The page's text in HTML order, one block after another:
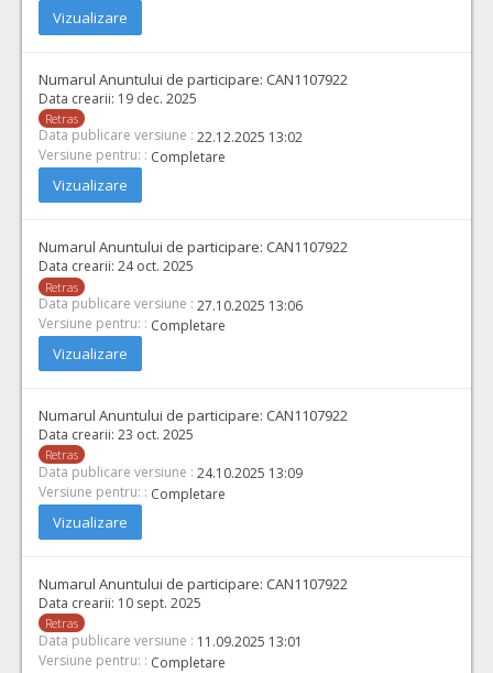
Vizualizare
Numarul Anuntului de participare: CAN1107922
Data crearii: 19 dec. 2025
Retras
Data publicare versiune : 22.12.2025 13:02
Versiune pentru: : Completare
Vizualizare
Numarul Anuntului de participare: CAN1107922
Data crearii: 24 oct. 2025
Retras
Data publicare versiune : 27.10.2025 13:06
Versiune pentru: : Completare
Vizualizare
Numarul Anuntului de participare: CAN1107922
Data crearii: 23 oct. 2025
Retras
Data publicare versiune : 24.10.2025 13:09
Versiune pentru: : Completare
Vizualizare
Numarul Anuntului de participare: CAN1107922
Data crearii: 10 sept. 2025
Retras
Data publicare versiune : 11.09.2025 13:01
Versiune pentru: : Completare